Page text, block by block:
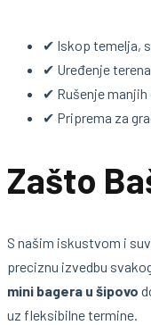
✔ Iskop temelja,
✔ Uređenje
✔ Rušenje
✔ Priprema za
Zašto
S našim iskustvom i
preciznu izvedbu
mini bagera u šipovo
uz fleksibilne termine.